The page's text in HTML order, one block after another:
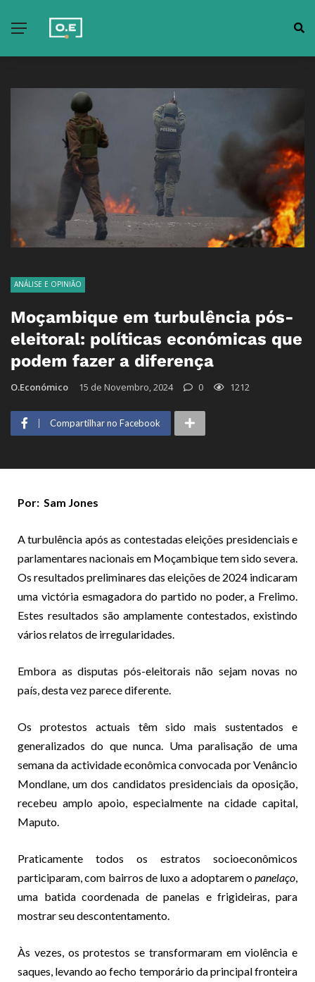
ANÁLISE E OPINIÃO
Moçambique em turbulência pós-
eleitoral: políticas económicas que
podem fazer a diferença
O.Económico 15 de Novembro, 2024 0 1212
Compartilhar no Facebook
Por: Sam Jones
A turbulência após as contestadas eleições presidenciais e
parlamentares nacionais em Moçambique tem sido severa.
Os resultados preliminares das eleições de 2024 indicaram
uma victória esmagadora do partido no poder, a Frelimo.
Estes resultados são amplamente contestados, existindo
vários relatos de irregularidades.
Embora as disputas pós-eleitorais não sejam novas no
país, desta vez parece diferente.
Os protestos actuais têm sido mais sustentados e
generalizados do que nunca. Uma paralisação de uma
semana da actividade econômica convocada por Venâncio
Mondlane, um dos candidatos presidenciais da oposição,
recebeu amplo apoio, especialmente na cidade capital,
Maputo.
Praticamente todos os estratos socioeconômicos
participaram, com bairros de luxo a adoptarem opanelaço,
uma batida coordenada de panelas e frigideiras, para
mostrar seu descontentamento.
Às vezes, os protestos se transformaram em violência e
saques, levando ao fecho temporário da principal fronteira